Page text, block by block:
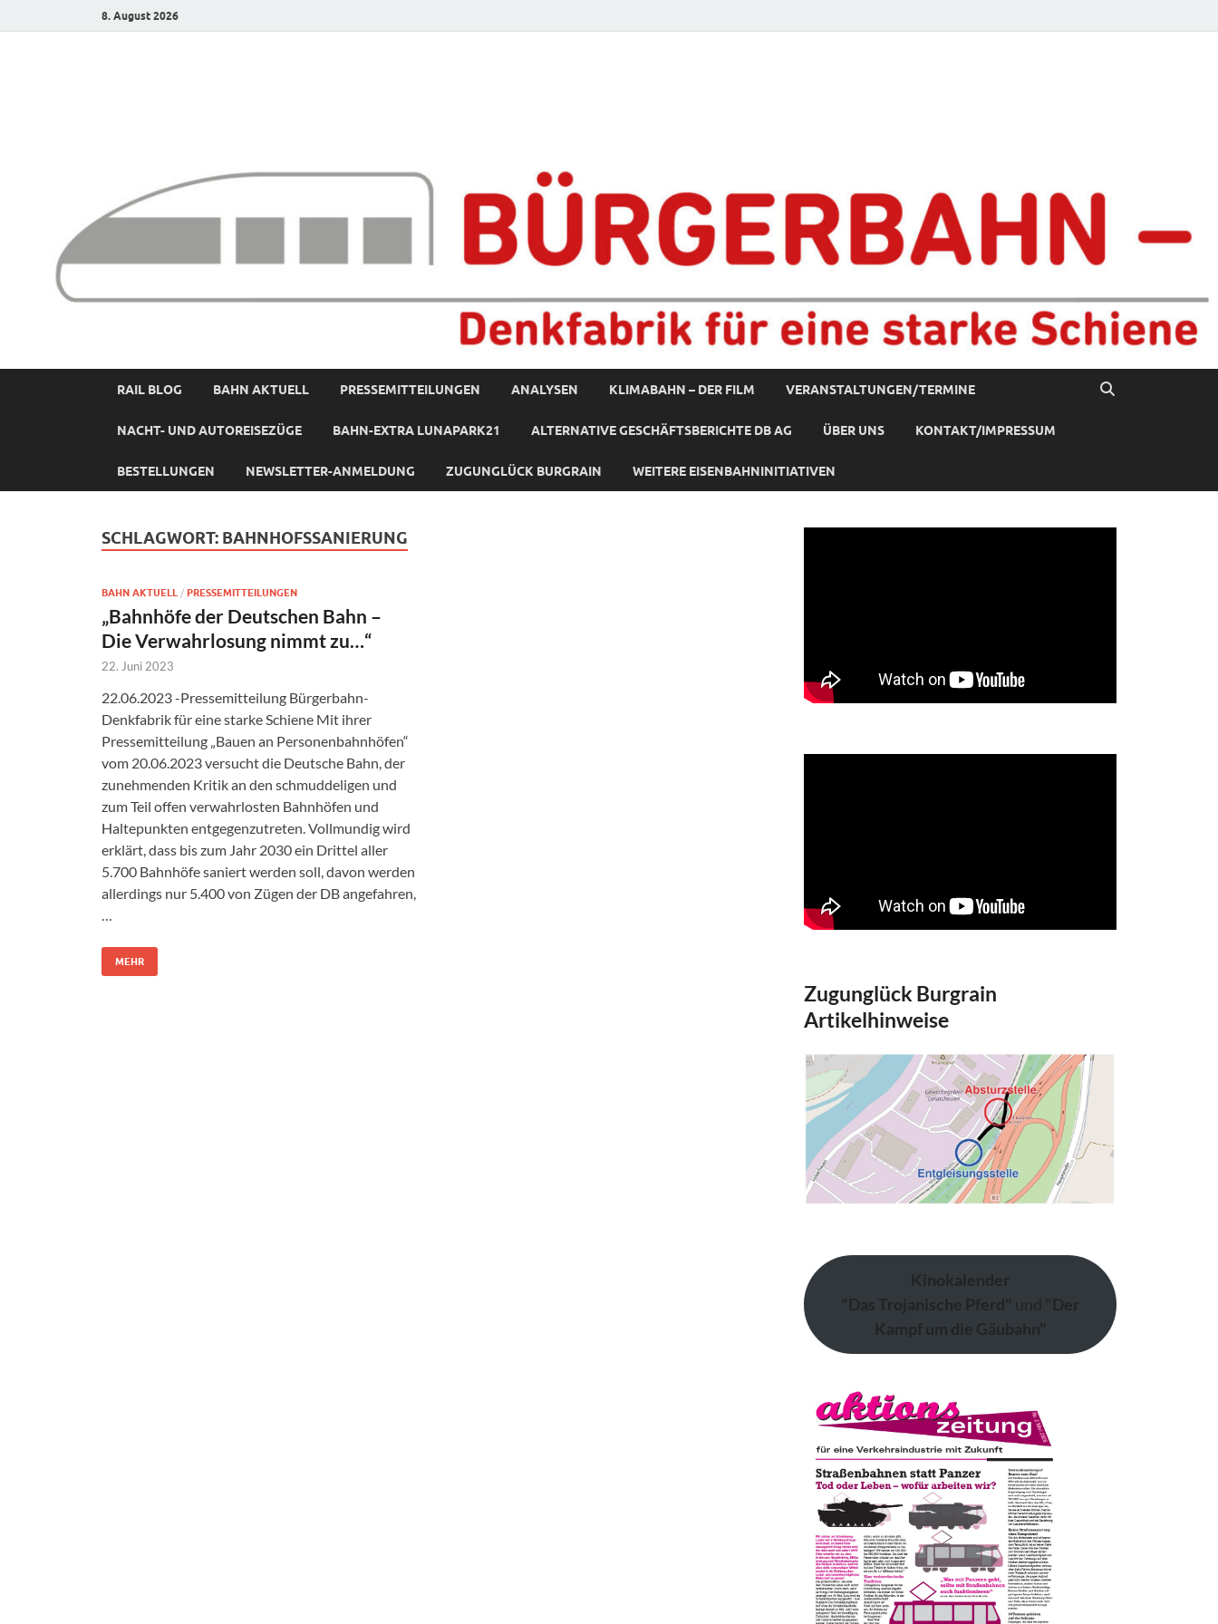
8. August 2026
RAIL BLOG BAHN AKTUELL PRESSEMITTEILUNGEN ANALYSEN KLIMABAHN – DER FILM VERANSTALTUNGEN/TERMINE
NACHT- UND AUTOREISEZÜGE BAHN-EXTRA LUNAPARK21 ALTERNATIVE GESCHÄFTSBERICHTE DB AG ÜBER UNS KONTAKT/IMPRESSUM
BESTELLUNGEN NEWSLETTER-ANMELDUNG ZUGUNGLÜCK BURGRAIN WEITERE EISENBAHNINITIATIVEN
SCHLAGWORT: BAHNHOFSSANIERUNG
BAHN AKTUELL / PRESSEMITTEILUNGEN
„Bahnhöfe der Deutschen Bahn –
Die Verwahrlosung nimmt zu…“
22. Juni 2023
22.06.2023 -Pressemitteilung Bürgerbahn-
Denkfabrik für eine starke Schiene Mit ihrer
Pressemitteilung „Bauen an Personenbahnhöfen“
vom 20.06.2023 versucht die Deutsche Bahn, der
zunehmenden Kritik an den schmuddeligen und
zum Teil offen verwahrlosten Bahnhöfen und
Haltepunkten entgegenzutreten. Vollmundig wird
erklärt, dass bis zum Jahr 2030 ein Drittel aller
5.700 Bahnhöfe saniert werden soll, davon werden
allerdings nur 5.400 von Zügen der DB angefahren,
…
MEHR
Zugunglück Burgrain
Artikelhinweise
Kinokalender
"Das Trojanische Pferd" und "Der
Kampf um die Gäubahn"